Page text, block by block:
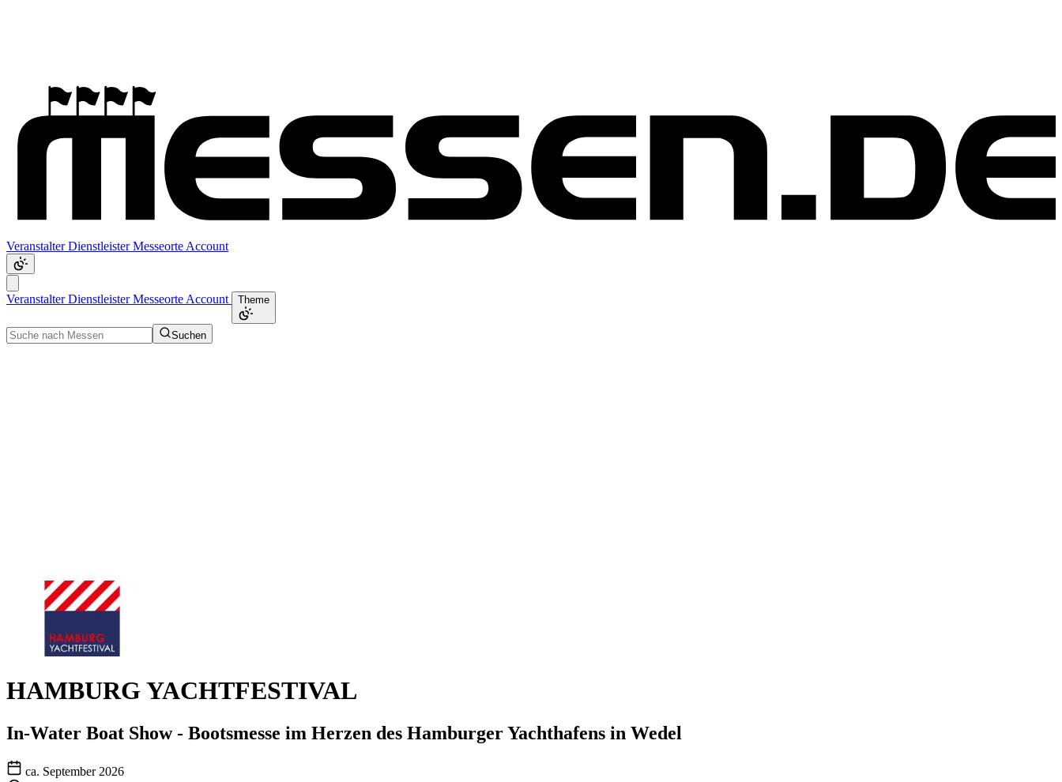
VeranstalterDienstleisterMesseorte Account
VeranstalterDienstleisterMesseorte Account Theme
Suchen
HAMBURG YACHTFESTIVAL
In-Water Boat Show - Bootsmesse im Herzen des Hamburger Yachthafens in Wedel
ca. September 2026